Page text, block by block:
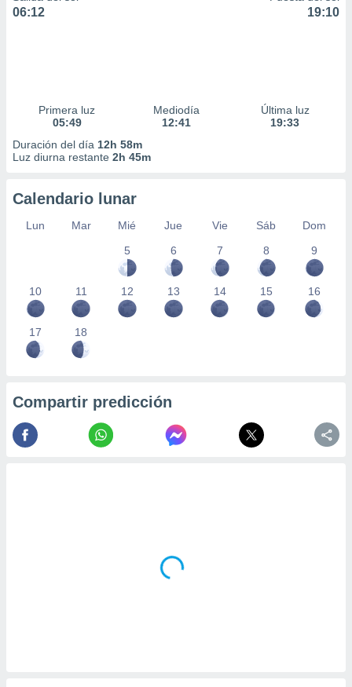
06:12 19:10
Primera luz
05:49
Mediodía
12:41
Última luz
19:33
Duración del día 12h 58m
Luz diurna restante 2h 45m
Calendario lunar
Lun Mar Mié Jue Vie Sáb
Dom
5
6 7 8 9
10 11 12 13 14 15 16
17 18
Compartir predicción